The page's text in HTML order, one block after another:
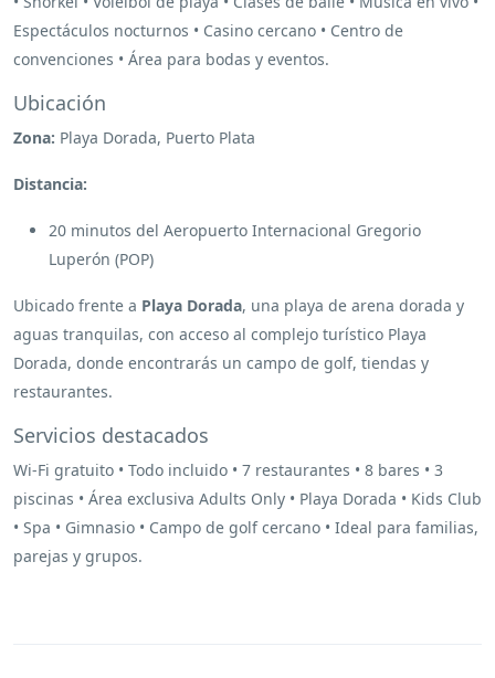
Espectáculos nocturnos • Casino cercano • Centro de
convenciones • Área para bodas y eventos.
Ubicación
Zona: Playa Dorada, Puerto Plata
Distancia:
20 minutos del Aeropuerto Internacional Gregorio
Luperón (POP)
Ubicado frente a Playa Dorada, una playa de arena dorada y
aguas tranquilas, con acceso al complejo turístico Playa
Dorada, donde encontrarás un campo de golf, tiendas y
restaurantes.
Servicios destacados
Wi-Fi gratuito • Todo incluido • 7 restaurantes • 8 bares • 3
piscinas • Área exclusiva Adults Only • Playa Dorada • Kids Club
• Spa • Gimnasio • Campo de golf cercano • Ideal para familias,
parejas y grupos.